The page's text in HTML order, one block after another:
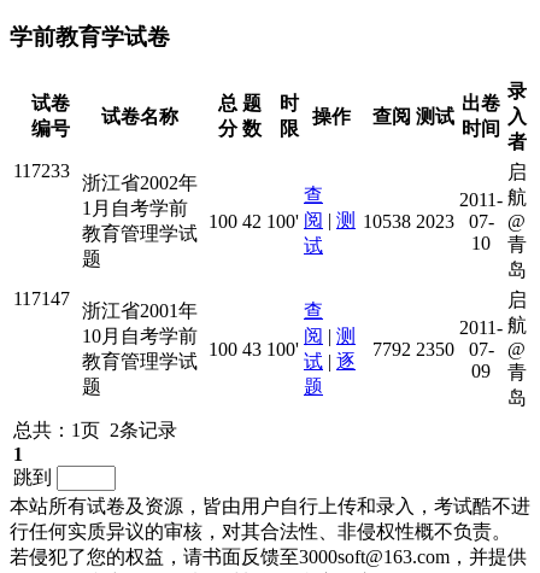
学前教育学试卷
试卷
编号
试卷名称
总
分
题
数
时
限
操作 查阅 测试
出卷
时间
录
入
者
117233
浙江省2002年
1月自考学前
教育管理学试
题
100 42 100'
查
阅 | 测
试
10538 2023
2011-
07-
10
启
航
@
青
岛
117147
浙江省2001年
10月自考学前
教育管理学试
题
100 43 100'
查
阅 | 测
试 | 逐
题
7792 2350
2011-
07-
09
启
航
@
青
岛
总共：1页 2条记录
1
跳到
本站所有试卷及资源，皆由用户自行上传和录入，考试酷不进
行任何实质异议的审核，对其合法性、非侵权性概不负责。
若侵犯了您的权益，请书面反馈至3000soft@163.com，并提供